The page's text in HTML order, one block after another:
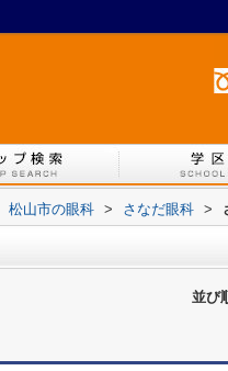
松山市の眼科 > さなだ眼科 >
並び